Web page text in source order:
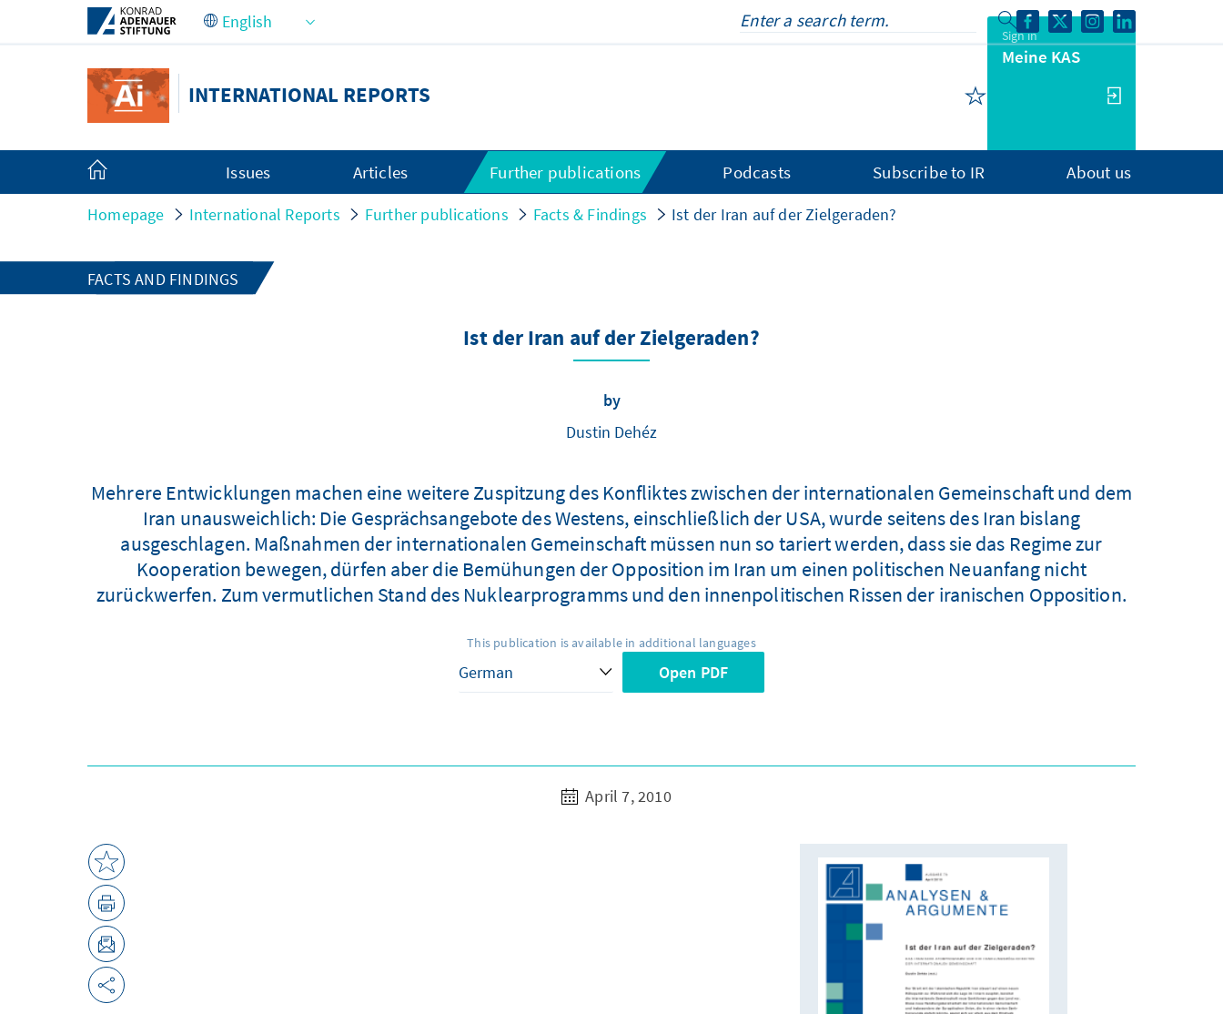
Skip to Main Content
INTERNATIONAL REPORTS
Sign in
Meine KAS
Issues Articles Further publications Podcasts Subscribe to IR About us
Homepage International Reports Further publications Facts & Findings Ist der Iran auf der Zielgeraden?
FACTS AND FINDINGS
Ist der Iran auf der Zielgeraden?
by
Dustin Dehéz
Mehrere Entwicklungen machen eine weitere Zuspitzung des Konfliktes zwischen der internationalen Gemeinschaft und dem
Iran unausweichlich: Die Gesprächsangebote des Westens, einschließlich der USA, wurde seitens des Iran bislang
ausgeschlagen. Maßnahmen der internationalen Gemeinschaft müssen nun so tariert werden, dass sie das Regime zur
Kooperation bewegen, dürfen aber die Bemühungen der Opposition im Iran um einen politischen Neuanfang nicht
zurückwerfen. Zum vermutlichen Stand des Nuklearprogramms und den innenpolitischen Rissen der iranischen Opposition.
This publication is available in additional languages
Open PDF
April 7, 2010